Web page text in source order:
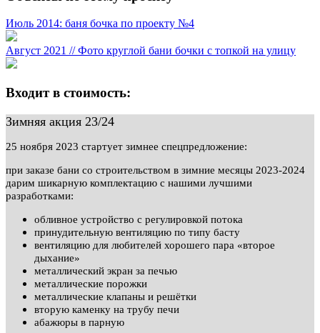
Июль 2014: баня бочка по проекту №4
Август 2021 // Фото круглой бани бочки с топкой на улицу
Входит в стоимость:
Зимняя акция 23/24
25 ноября 2023 стартует зимнее спецпредложение:
при заказе бани со строительством в зимние месяцы 2023-2024
дарим шикарную комплектацию с нашими лучшими
разработками:
обливное устройство с регулировкой потока
принудительную вентиляцию по типу басту
вентиляцию для любителей хорошего пара «второе
дыхание»
металлический экран за печью
металлические порожки
металлические клапаны и решётки
вторую каменку на трубу печи
абажюры в парную